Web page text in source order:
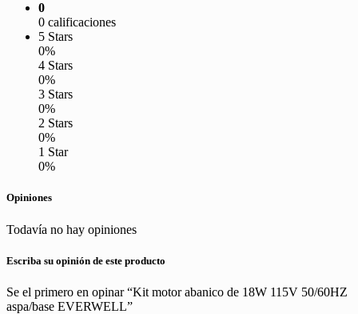
0
0 calificaciones
5 Stars
0%
4 Stars
0%
3 Stars
0%
2 Stars
0%
1 Star
0%
Opiniones
Todavía no hay opiniones
Escriba su opinión de este producto
Se el primero en opinar “Kit motor abanico de 18W 115V 50/60HZ
aspa/base EVERWELL”